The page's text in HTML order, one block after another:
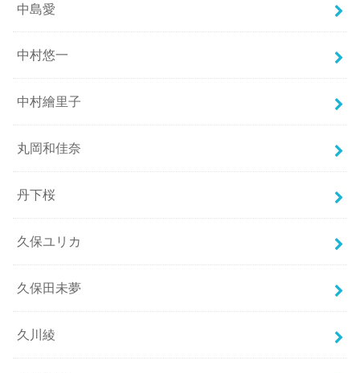
中島愛
中村悠一
中村繪里子
丸岡和佳奈
丹下桜
久保ユリカ
久保田未夢
久川綾